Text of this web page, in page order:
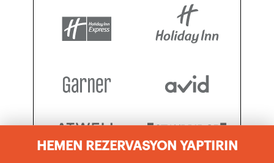
HEMEN REZERVASYON YAPTIRIN